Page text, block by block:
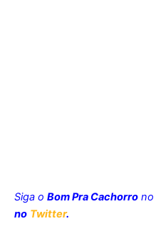
Siga o Bom Pra Cachorro no
no Twitter.